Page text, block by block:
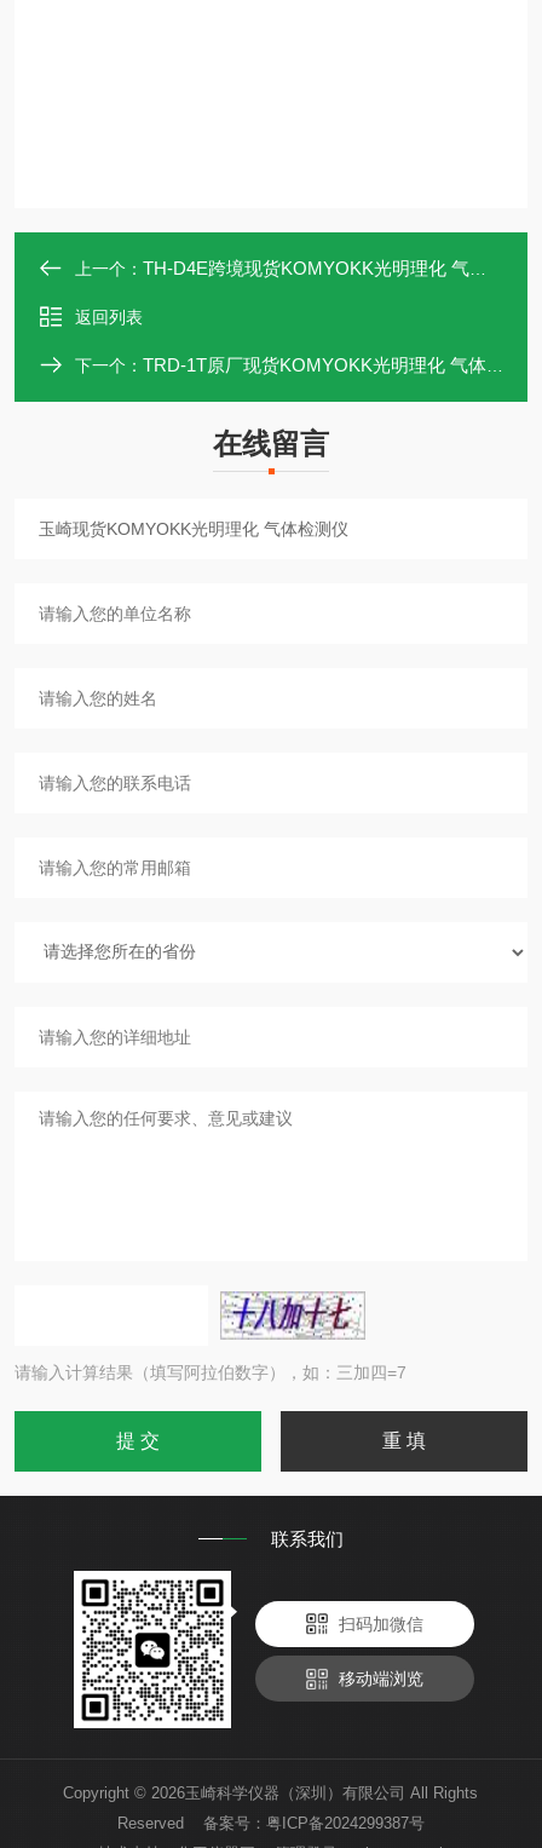
上一个： TH-D4E跨境现货KOMYOKK光明理化 气体检测仪
返回列表
下一个： TRD-1T原厂现货KOMYOKK光明理化 气体检测仪
在线留言
请输入计算结果（填写阿拉伯数字），如：三加四=7
联系我们
扫码加微信
移动端浏览
Copyright © 2026玉崎科学仪器（深圳）有限公司 All Rights
Reserved 备案号： 粤ICP备2024299387号